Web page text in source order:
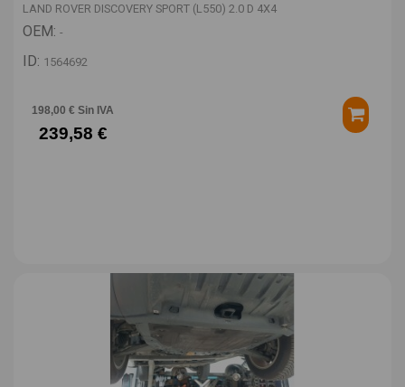
LAND ROVER DISCOVERY SPORT (L550) 2.0 D 4X4
OEM: -
ID: 1564692
198,00 € Sin IVA
239,58 €